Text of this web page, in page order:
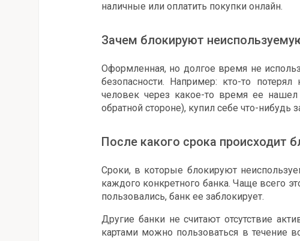
наличные или оплатить покупки онлайн.
Зачем блокируют
Оформленная, но долгое время не
безопасности. Например: кто-то
человек через какое-то время ее
обратной стороне), купил себе что-нибудь
После какого срока происходит
Сроки, в которые блокируют
каждого конкретного банка. Чаще всего
пользовались, банк ее заблокирует.
Другие банки не считают отсутствие
картами можно пользоваться в течение